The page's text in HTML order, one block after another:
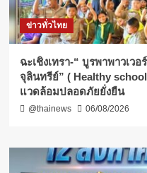
ข่าวทั่วไทย
ฉะเชิงเทรา-​“ บูรพาพาวเว
จุลินทรีย์” ( Healthy
แวดล้อมปลอดภัยยั่งยืน
@thainews 06/08/2026